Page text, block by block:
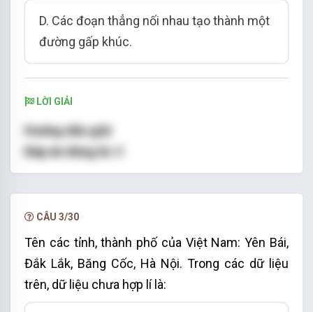
D. Các đoạn thẳng nối nhau tạo thành một
đường gấp khúc.
LỜI GIẢI
Hướng dẫn giải
Đáp án đúng là:
Biểu đồ đoạn thẳng có trục nằm ngang biểu
diễn thời gian, trục đứng biểu diễnđại lượng ta
đang quan tâm
Các đoạn thẳng nối nhau tạo thành một đường
gấp khúc cho ta thấy được sự thay đổi của dữ
liệu theo các mốc thời gian
CÂU 3/30
Tên các tỉnh, thành phố của Việt Nam: Yên Bái,
Đắk Lắk, Băng Cốc, Hà Nội. Trong các dữ liệu
trên, dữ liệu chưa hợp lí là: